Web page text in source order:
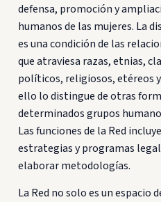
defensa, promoción y
humanos de las mujeres. La
es una condición de las
que atraviesa razas, etnias,
políticos, religiosos, etéreos
ello lo distingue de otras
determinados grupos
Las funciones de la Red
estrategias y programas
elaborar metodologías.
La Red no solo es un espacio